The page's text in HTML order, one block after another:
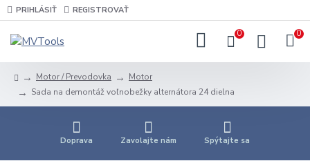
PRIHLÁSIŤ REGISTROVAŤ
0 0
Motor / Prevodovka
Motor
Sada na demontáž voľnobežky alternátora 24 dielna
Doprava Zavolajte nám Spýtajte sa